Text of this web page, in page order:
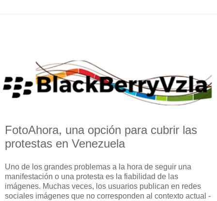
FotoAhora, una opción para cubrir las
protestas en Venezuela
Uno de los grandes problemas a la hora de seguir una
manifestación o una protesta es la fiabilidad de las
imágenes. Muchas veces, los usuarios publican en redes
sociales imágenes que no corresponden al contexto actual -